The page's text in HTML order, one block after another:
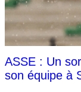
ASSE : Un
son équipe à